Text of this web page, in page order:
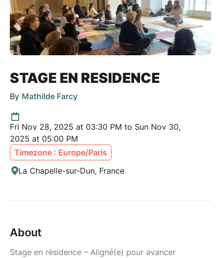
STAGE EN RESIDENCE
By Mathilde Farcy
Fri Nov 28, 2025 at 03:30 PM to Sun Nov 30,
2025 at 05:00 PM
Timezone : Europe/Paris
La Chapelle-sur-Dun, France
About
Stage en résidence – Aligné(e) pour avancer